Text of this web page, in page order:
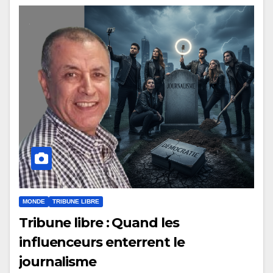
MONDE TRIBUNE LIBRE
Tribune libre : Quand les
influenceurs enterrent le
journalisme